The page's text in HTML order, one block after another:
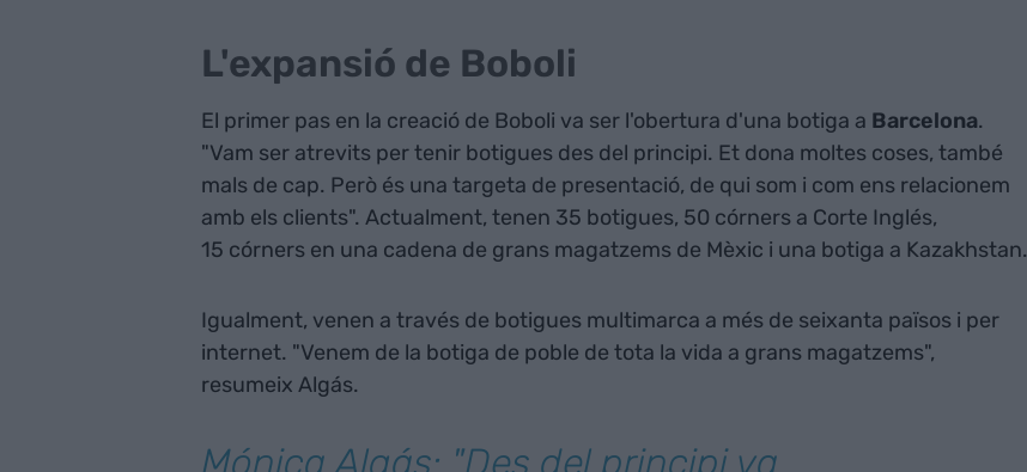
L'expansió de Boboli
El primer pas en la creació de Boboli va ser l'obertura d'una botiga a Barcelona.
"Vam ser atrevits per tenir botigues des del principi. Et dona moltes coses, també
mals de cap. Però és una targeta de presentació, de qui som i com ens relacionem
amb els clients". Actualment, tenen 35 botigues, 50 córners a Corte Inglés,
15 córners en una cadena de grans magatzems de Mèxic i una botiga a Kazakhstan.
Igualment, venen a través de botigues multimarca a més de seixanta països i per
internet. "Venem de la botiga de poble de tota la vida a grans magatzems",
resumeix Algás.
Mónica Algás: "Des del principi va